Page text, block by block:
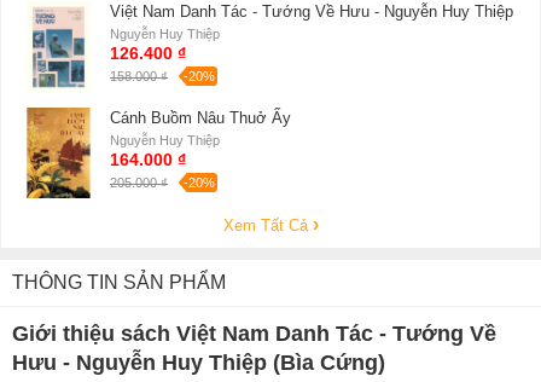
Việt Nam Danh Tác - Tướng Về Hưu - Nguyễn Huy Thiệp
Nguyễn Huy Thiệp
126.400 ₫
158.000 ₫ -20%
Cánh Buồm Nâu Thuở Ấy
Nguyễn Huy Thiệp
164.000 ₫
205.000 ₫ -20%
Xem Tất Cả
THÔNG TIN SẢN PHẨM
Giới thiệu sách Việt Nam Danh Tác - Tướng Về
Hưu - Nguyễn Huy Thiệp (Bìa Cứng)